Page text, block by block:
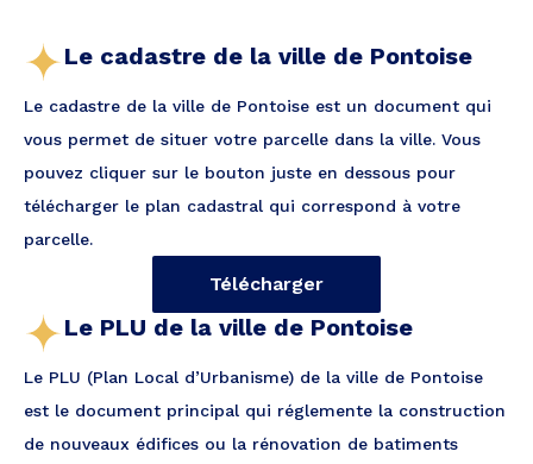
Le cadastre de la ville de Pontoise
Le cadastre de la ville de Pontoise est un document qui
vous permet de situer votre parcelle dans la ville. Vous
pouvez cliquer sur le bouton juste en dessous pour
télécharger le plan cadastral qui correspond à votre
parcelle.
Télécharger
Le PLU de la ville de Pontoise
Le PLU (Plan Local d’Urbanisme) de la ville de Pontoise
est le document principal qui réglemente la construction
de nouveaux édifices ou la rénovation de batiments